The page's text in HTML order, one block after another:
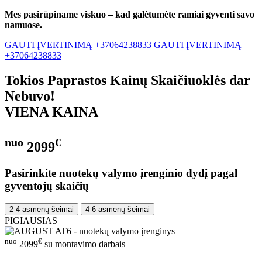
Mes pasirūpiname viskuo – kad galėtumėte ramiai gyventi savo
namuose.
GAUTI ĮVERTINIMĄ +37064238833 GAUTI ĮVERTINIMĄ
+37064238833
Tokios Paprastos Kainų Skaičiuoklės dar
Nebuvo!
VIENA KAINA
nuo 2099€
Pasirinkite nuotekų valymo įrenginio dydį pagal
gyventojų skaičių
2-4 asmenų šeimai 4-6 asmenų šeimai
PIGIAUSIAS
nuo 2099€ su montavimo darbais